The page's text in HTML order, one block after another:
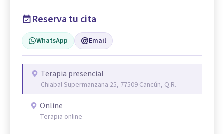
Reserva tu cita
WhatsApp Email
Terapia presencial
Chiabal Supermanzana 25, 77509 Cancún, Q.R.
Online
Terapia online